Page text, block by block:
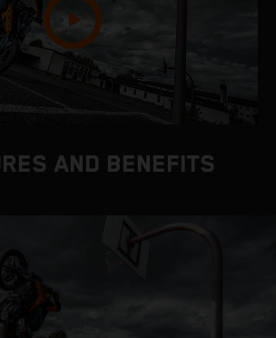
AND BENEFITS